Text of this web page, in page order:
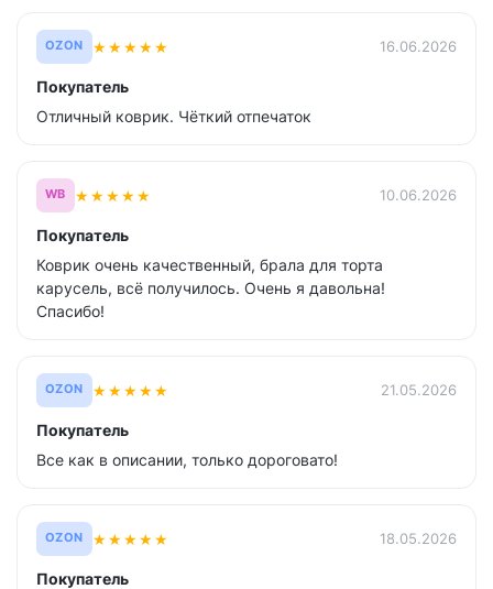
OZON ★★★★★ 16.06.2026
Покупатель
Отличный коврик. Чёткий отпечаток
WB ★★★★★ 10.06.2026
Покупатель
Коврик очень качественный, брала для торта
карусель, всё получилось. Очень я давольна!
Спасибо!
OZON ★★★★★ 21.05.2026
Покупатель
Все как в описании, только дороговато!
OZON ★★★★★ 18.05.2026
Покупатель